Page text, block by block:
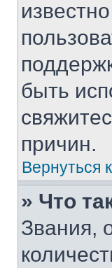
быть
причин.
Вернуться
» Что
Звания,